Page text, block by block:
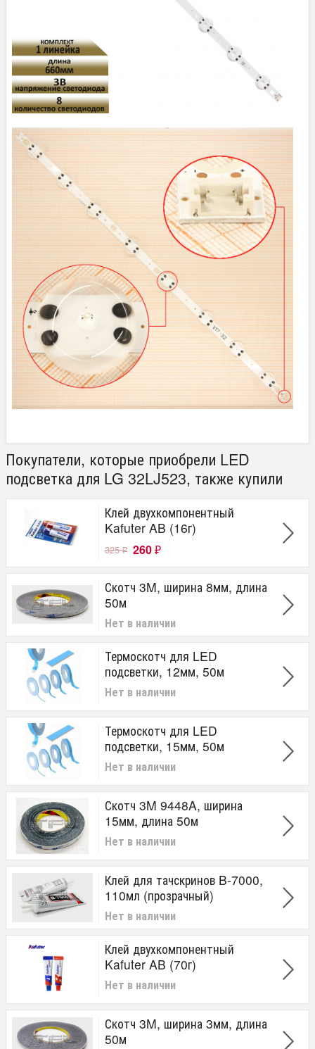
Покупатели, которые приобрели LED
подсветка для LG 32LJ523, также купили
Клей двухкомпонентный
Kafuter AB (16г)
325₽ 260 ₽
Скотч 3M, ширина 8мм, длина
50м
Нет в наличии
Термоскотч для LED
подсветки, 12мм, 50м
Нет в наличии
Термоскотч для LED
подсветки, 15мм, 50м
Нет в наличии
Скотч 3M 9448A, ширина
15мм, длина 50м
Нет в наличии
Клей для тачскринов B-7000,
110мл (прозрачный)
Нет в наличии
Клей двухкомпонентный
Kafuter AB (70г)
Нет в наличии
Скотч 3M, ширина 3мм, длина
50м